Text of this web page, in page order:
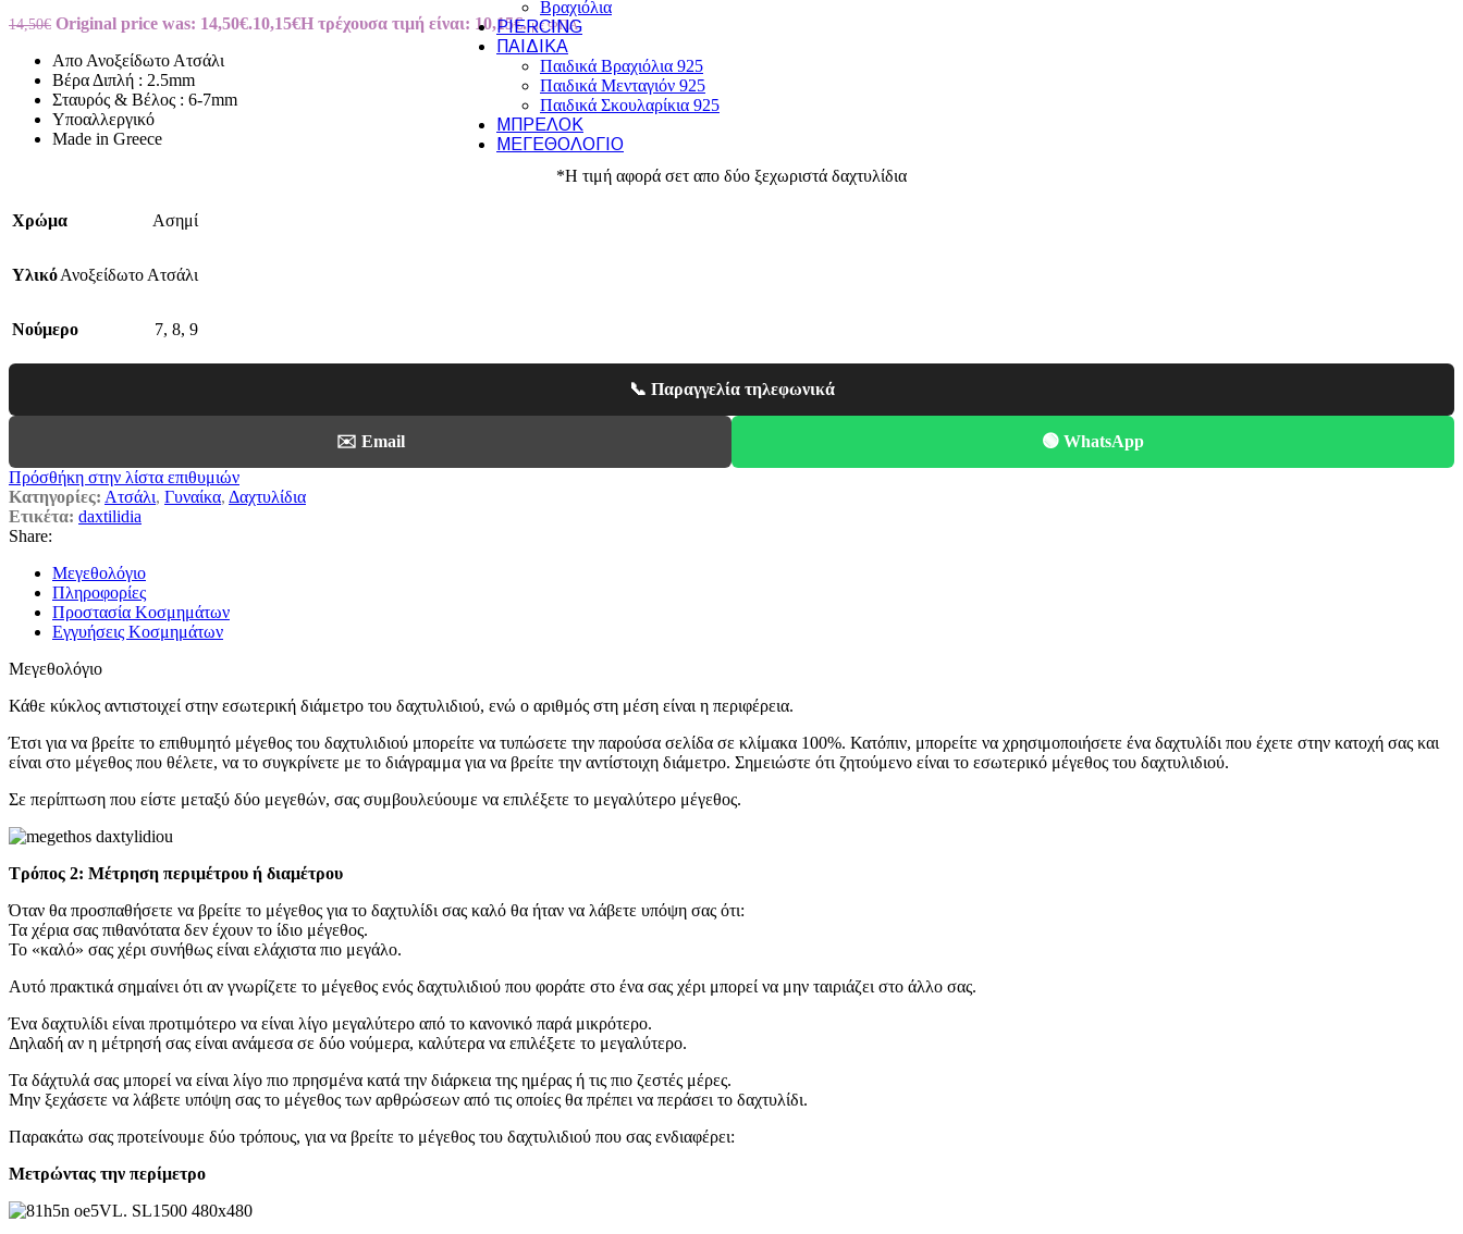
Βραχιόλια
PIERCING
ΠΑΙΔΙΚΆ
Παιδικά Βραχιόλια 925
Παιδικά Μενταγιόν 925
Παιδικά Σκουλαρίκια 925
ΜΠΡΕΛΌΚ
ΜΕΓΕΘΟΛΌΓΙΟ
14,50€ Original price was: 14,50€.10,15€Η τρέχουσα τιμή είναι: 10,15€. με ΦΠΑ
Απο Ανοξείδωτο Ατσάλι
Βέρα Διπλή : 2.5mm
Σταυρός & Βέλος : 6-7mm
Υποαλλεργικό
Made in Greece
*Η τιμή αφορά σετ απο δύο ξεχωριστά δαχτυλίδια
Χρώμα Ασημί
ΥλικόΑνοξείδωτο Ατσάλι
Νούμερο 7, 8, 9
📞 Παραγγελία τηλεφωνικά
✉️ Email
🟢 WhatsApp
Πρόσθήκη στην λίστα επιθυμιών
Κατηγορίες: Ατσάλι, Γυναίκα, Δαχτυλίδια
Ετικέτα: daxtilidia
Share:
Μεγεθολόγιο
Πληροφορίες
Προστασία Κοσμημάτων
Εγγυήσεις Κοσμημάτων
Μεγεθολόγιο
Κάθε κύκλος αντιστοιχεί στην εσωτερική διάμετρο του δαχτυλιδιού, ενώ ο αριθμός στη μέση είναι η περιφέρεια.
Έτσι για να βρείτε το επιθυμητό μέγεθος του δαχτυλιδιού μπορείτε να τυπώσετε την παρούσα σελίδα σε κλίμακα 100%. Κατόπιν, μπορείτε να χρησιμοποιήσετε ένα δαχτυλίδι που έχετε στην κατοχή σας και
είναι στο μέγεθος που θέλετε, να το συγκρίνετε με το διάγραμμα για να βρείτε την αντίστοιχη διάμετρο. Σημειώστε ότι ζητούμενο είναι το εσωτερικό μέγεθος του δαχτυλιδιού.
Σε περίπτωση που είστε μεταξύ δύο μεγεθών, σας συμβουλεύουμε να επιλέξετε το μεγαλύτερο μέγεθος.
Τρόπος 2: Μέτρηση περιμέτρου ή διαμέτρου
Όταν θα προσπαθήσετε να βρείτε το μέγεθος για το δαχτυλίδι σας καλό θα ήταν να λάβετε υπόψη σας ότι:
Τα χέρια σας πιθανότατα δεν έχουν το ίδιο μέγεθος.
Το «καλό» σας χέρι συνήθως είναι ελάχιστα πιο μεγάλο.
Αυτό πρακτικά σημαίνει ότι αν γνωρίζετε το μέγεθος ενός δαχτυλιδιού που φοράτε στο ένα σας χέρι μπορεί να μην ταιριάζει στο άλλο σας.
Ένα δαχτυλίδι είναι προτιμότερο να είναι λίγο μεγαλύτερο από το κανονικό παρά μικρότερο.
Δηλαδή αν η μέτρησή σας είναι ανάμεσα σε δύο νούμερα, καλύτερα να επιλέξετε το μεγαλύτερο.
Τα δάχτυλά σας μπορεί να είναι λίγο πιο πρησμένα κατά την διάρκεια της ημέρας ή τις πιο ζεστές μέρες.
Μην ξεχάσετε να λάβετε υπόψη σας το μέγεθος των αρθρώσεων από τις οποίες θα πρέπει να περάσει το δαχτυλίδι.
Παρακάτω σας προτείνουμε δύο τρόπους, για να βρείτε το μέγεθος του δαχτυλιδιού που σας ενδιαφέρει:
Μετρώντας την περίμετρο